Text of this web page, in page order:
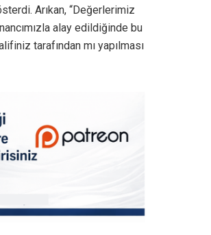
Arıkan, “Değerlerimiz
alay edildiğinde bu
tarafından mı yapılması